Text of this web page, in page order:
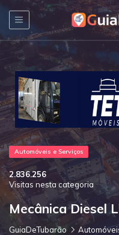
Automóveis e Serviços
2.836.256
Visitas nesta categoria
Mecânica Diesel
GuiaDeTubarão